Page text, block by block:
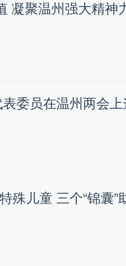
凝聚温州强大精神
委员在温州两会
殊儿童 三个“锦囊”